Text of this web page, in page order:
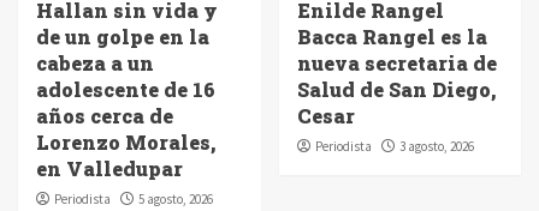
Hallan sin vida y
de un golpe en la
cabeza a un
adolescente de 16
años cerca de
Lorenzo Morales,
en Valledupar
Periodista 5 agosto, 2026
Enilde Rangel
Bacca Rangel es la
nueva secretaria de
Salud de San Diego,
Cesar
Periodista 3 agosto, 2026